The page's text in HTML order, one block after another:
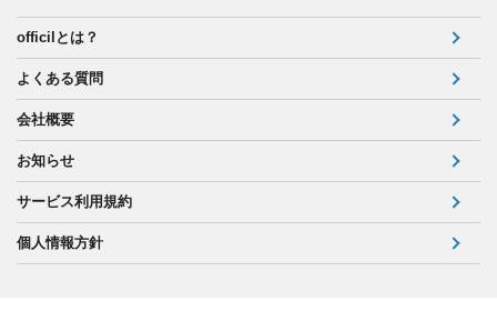
officilとは？
よくある質問
会社概要
お知らせ
サービス利用規約
個人情報方針